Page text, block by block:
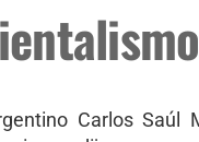
Carlos